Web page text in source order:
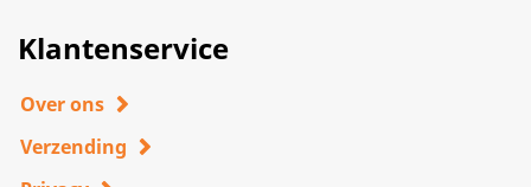
Klantenservice
Over ons
Verzending